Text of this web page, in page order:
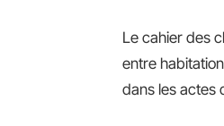
Le cahier des
entre
dans les actes